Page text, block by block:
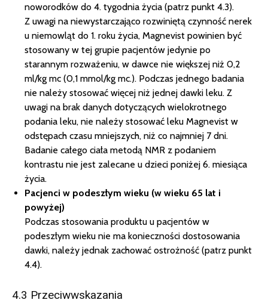
noworodków do 4. tygodnia życia (patrz punkt 4.3).
Z uwagi na niewystarczająco rozwiniętą czynność nerek
u niemowląt do 1. roku życia, Magnevist powinien być
stosowany w tej grupie pacjentów jedynie po
starannym rozważeniu, w dawce nie większej niż 0,2
ml/kg mc (0,1 mmol/kg mc.). Podczas jednego badania
nie należy stosować więcej niż jednej dawki leku. Z
uwagi na brak danych dotyczących wielokrotnego
podania leku, nie należy stosować leku Magnevist w
odstępach czasu mniejszych, niż co najmniej 7 dni.
Badanie całego ciała metodą NMR z podaniem
kontrastu nie jest zalecane u dzieci poniżej 6. miesiąca
życia.
Pacjenci w podeszłym wieku (w wieku 65 lat i
powyżej)
Podczas stosowania produktu u pacjentów w
podeszłym wieku nie ma konieczności dostosowania
dawki, należy jednak zachować ostrożność (patrz punkt
4.4).
4.3 Przeciwwskazania